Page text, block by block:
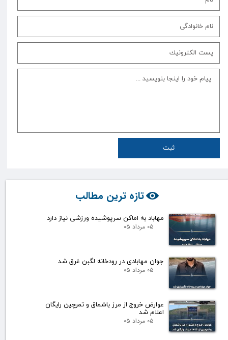
تازه ترین مطالب
مهاباد به اماکن سرپوشیده ورزشی نیاز دارد
۰۵ مرداد ۰۵
جوان مهابادی در رودخانه لگبن غرق شد
۰۵ مرداد ۰۵
عوارض خروج از مرز باشماق و تمرچین رایگان
اعلام شد
۰۵ مرداد ۰۵
ثبت